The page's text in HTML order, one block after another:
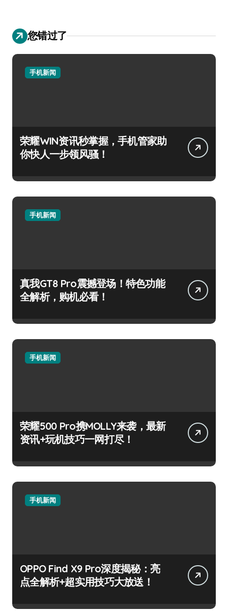
您错过了
手机新闻
荣耀WIN资讯秒掌握，手机管家助
你快人一步领风骚！
手机新闻
真我GT8 Pro震撼登场！特色功能
全解析，购机必看！
手机新闻
荣耀500 Pro携MOLLY来袭，最新
资讯+玩机技巧一网打尽！
手机新闻
OPPO Find X9 Pro深度揭秘：亮
点全解析+超实用技巧大放送！